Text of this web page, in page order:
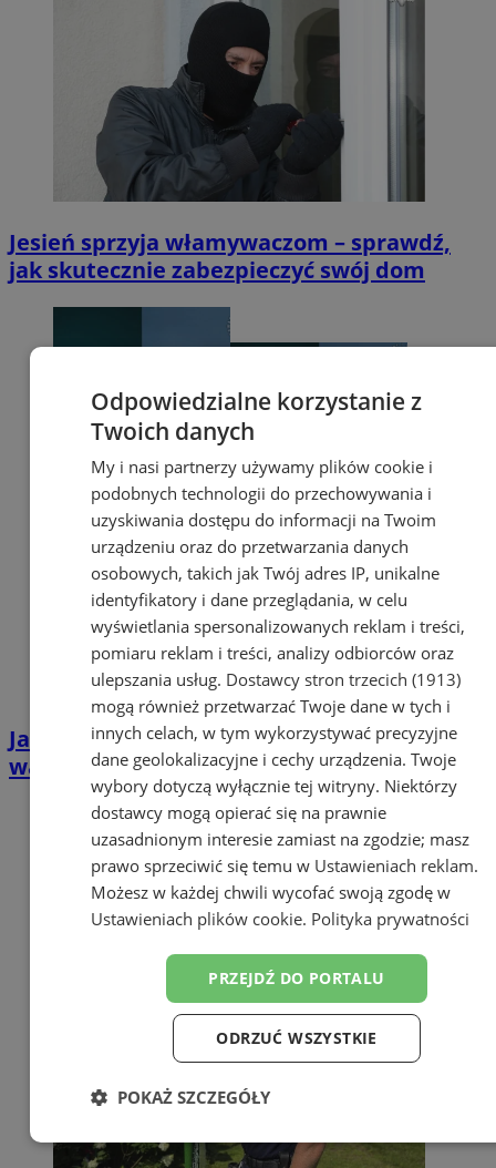
Jesień sprzyja włamywaczom – sprawdź,
jak skutecznie zabezpieczyć swój dom
Jak skutecznie zabezpieczyć dom na czas
wakacji?
Odpowiedzialne korzystanie z
Twoich danych
My i nasi partnerzy używamy plików cookie i
podobnych technologii do przechowywania i
uzyskiwania dostępu do informacji na Twoim
urządzeniu oraz do przetwarzania danych
osobowych, takich jak Twój adres IP, unikalne
identyfikatory i dane przeglądania, w celu
wyświetlania spersonalizowanych reklam i treści,
pomiaru reklam i treści, analizy odbiorców oraz
ulepszania usług. Dostawcy stron trzecich (1913)
mogą również przetwarzać Twoje dane w tych i
innych celach, w tym wykorzystywać precyzyjne
dane geolokalizacyjne i cechy urządzenia. Twoje
wybory dotyczą wyłącznie tej witryny. Niektórzy
dostawcy mogą opierać się na prawnie
uzasadnionym interesie zamiast na zgodzie; masz
prawo sprzeciwić się temu w Ustawieniach reklam.
Możesz w każdej chwili wycofać swoją zgodę w
Ustawieniach plików cookie. Polityka prywatności
PRZEJDŹ DO PORTALU
ODRZUĆ WSZYSTKIE
POKAŻ SZCZEGÓŁY
Niezbędne Wydajność Targetowanie